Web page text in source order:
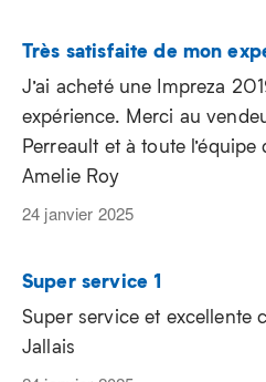
Très satisfaite de mon
J’ai acheté une Impreza
expérience. Merci au
Perreault et à toute
Amelie Roy
24 janvier 2025
Super service 1
Super service et excellente
Jallais